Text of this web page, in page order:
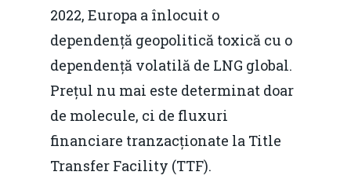
2022, Europa a înlocuit o
dependență geopolitică toxică cu o
dependență volatilă de LNG global.
Prețul nu mai este determinat doar
de molecule, ci de fluxuri
financiare tranzacționate la Title
Transfer Facility (TTF).